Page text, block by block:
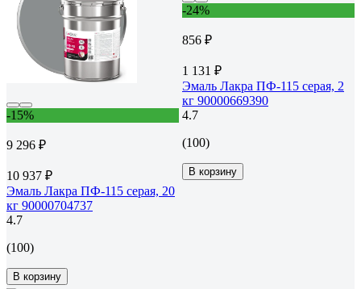
-15%
9 296 ₽
10 937 ₽
Эмаль Лакра ПФ-115 серая, 20
кг 90000704737
4.7
(100)
В корзину
-24%
856 ₽
1 131 ₽
Эмаль Лакра ПФ-115 серая, 2
кг 90000669390
4.7
(100)
В корзину